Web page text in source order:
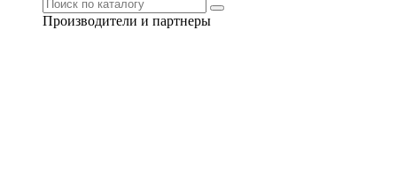
Производители и партнеры